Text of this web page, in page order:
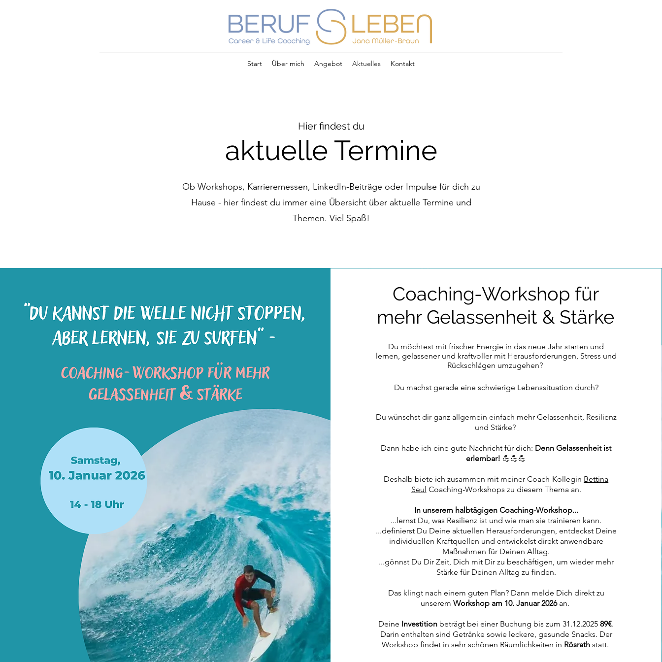
Start Über mich Angebot Aktuelles Kontakt
Hier findest du
aktuelle Termine
Ob Workshops, Karrieremessen, LinkedIn-Beiträge oder Impulse für dich zu
Hause - hier findest du immer eine Übersicht über aktuelle Termine und
Themen. Viel Spaß!
Coaching-Workshop für
mehr Gelassenheit & Stärke
Du möchtest mit frischer Energie in das neue Jahr starten und
lernen, gelassener und kraftvoller mit Herausforderungen, Stress und
Rückschlägen umzugehen?
Du machst gerade eine schwierige Lebenssituation durch?
Du wünschst dir ganz allgemein einfach mehr Gelassenheit, Resilienz
und Stärke?
Dann habe ich eine gute Nachricht für dich: Denn Gelassenheit ist
erlernbar! 💪💪💪
Deshalb biete ich zusammen mit meiner Coach-Kollegin Bettina
Seul Coaching-Workshops zu diesem Thema an.
In unserem halbtägigen Coaching-Workshop...
...lernst Du, was Resilienz ist und wie man sie trainieren kann.
...definierst Du Deine aktuellen Herausforderungen, entdeckst Deine
individuellen Kraftquellen und entwickelst direkt anwendbare
Maßnahmen für Deinen Alltag.
...gönnst Du Dir Zeit, Dich mit Dir zu beschäftigen, um wieder mehr
Stärke für Deinen Alltag zu finden.
Das klingt nach einem guten Plan? Dann melde Dich direkt zu
unseremWorkshop am 10. Januar 2026an.
Deine Investition beträgt bei einer Buchung bis zum 31.12.202589€.
Darin enthalten sind Getränke sowie leckere, gesunde Snacks. Der
Workshop findet in sehr schönen Räumlichkeiten in Rösrathstatt.